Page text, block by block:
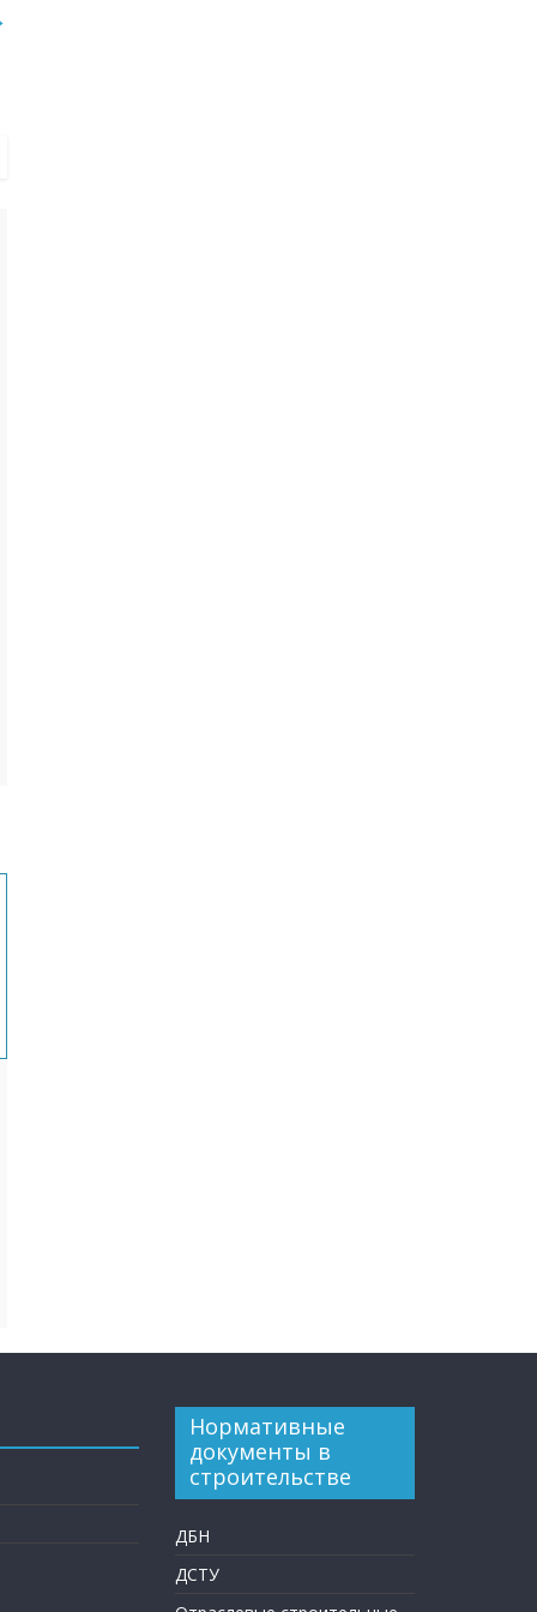
Нормативные
документы в
строительстве
ДБН
ДСТУ